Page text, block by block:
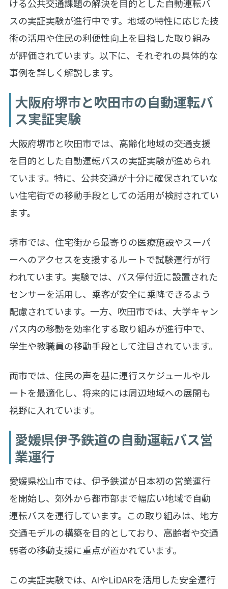
ける公共交通課題の解決を目的とした自動運転バ
スの実証実験が進行中です。地域の特性に応じた技
術の活用や住民の利便性向上を目指した取り組み
が評価されています。以下に、それぞれの具体的な
事例を詳しく解説します。
大阪府堺市と吹田市の自動運転バ
ス実証実験
大阪府堺市と吹田市では、高齢化地域の交通支援
を目的とした自動運転バスの実証実験が進められ
ています。特に、公共交通が十分に確保されていな
い住宅街での移動手段としての活用が検討されてい
ます。
堺市では、住宅街から最寄りの医療施設やスーパ
ーへのアクセスを支援するルートで試験運行が行
われています。実験では、バス停付近に設置された
センサーを活用し、乗客が安全に乗降できるよう
配慮されています。一方、吹田市では、大学キャン
パス内の移動を効率化する取り組みが進行中で、
学生や教職員の移動手段として注目されています。
両市では、住民の声を基に運行スケジュールやル
ートを最適化し、将来的には周辺地域への展開も
視野に入れています。
愛媛県伊予鉄道の自動運転バス営
業運行
愛媛県松山市では、伊予鉄道が日本初の営業運行
を開始し、郊外から都市部まで幅広い地域で自動
運転バスを運行しています。この取り組みは、地方
交通モデルの構築を目的としており、高齢者や交通
弱者の移動支援に重点が置かれています。
この実証実験では、AIやLiDARを活用した安全運行